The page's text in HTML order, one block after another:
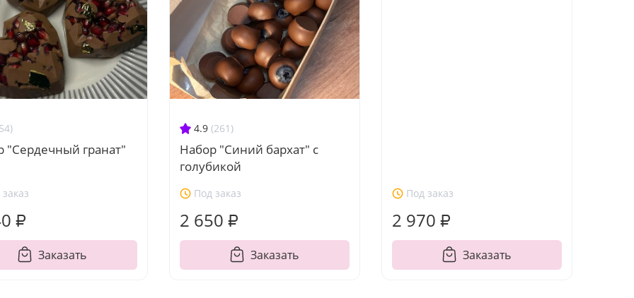
"Сердечный гранат"
₽
Заказать
4.9 (261)
Набор "Синий бархат" с
голубикой
Под заказ
2 650 ₽
Заказать
Под заказ
2 970 ₽
Заказать